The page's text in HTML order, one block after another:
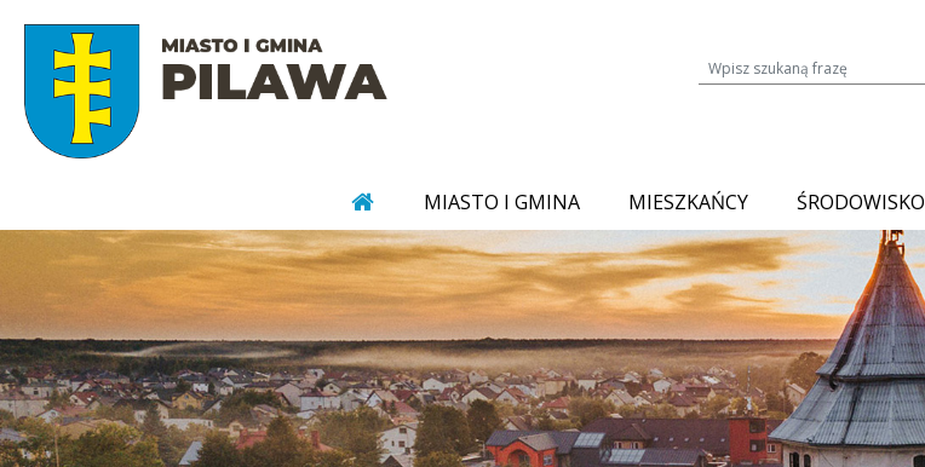
Wyszukiwarka treści na stronie
MIASTO I GMINA MIESZKAŃCY ŚRODOWISKO